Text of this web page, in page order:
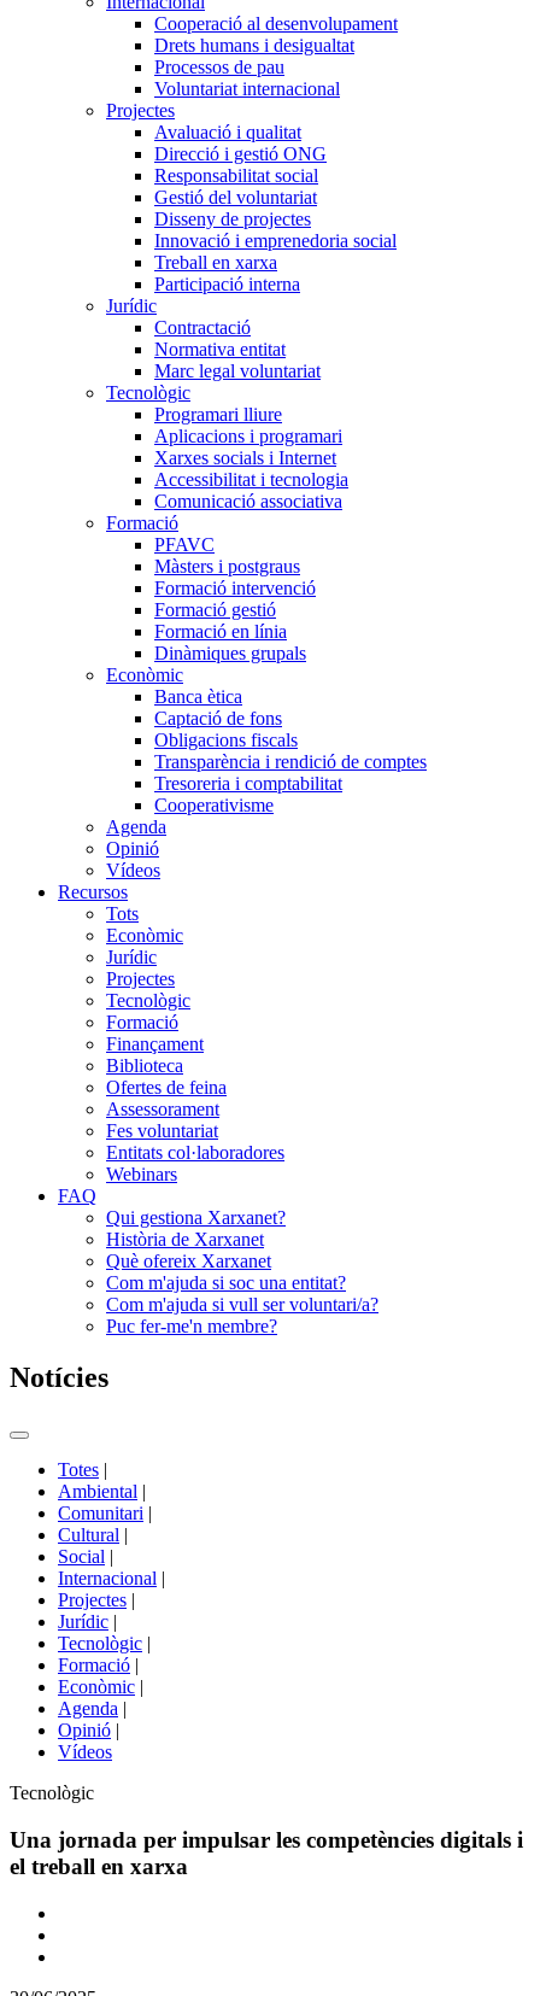
Cooperació al desenvolupament
Drets humans i desigualtat
Processos de pau
Voluntariat internacional
Projectes
Avaluació i qualitat
Direcció i gestió ONG
Responsabilitat social
Gestió del voluntariat
Disseny de projectes
Innovació i emprenedoria social
Treball en xarxa
Participació interna
Jurídic
Contractació
Normativa entitat
Marc legal voluntariat
Tecnològic
Programari lliure
Aplicacions i programari
Xarxes socials i Internet
Accessibilitat i tecnologia
Comunicació associativa
Formació
PFAVC
Màsters i postgraus
Formació intervenció
Formació gestió
Formació en línia
Dinàmiques grupals
Econòmic
Banca ètica
Captació de fons
Obligacions fiscals
Transparència i rendició de comptes
Tresoreria i comptabilitat
Cooperativisme
Agenda
Opinió
Vídeos
Recursos
Tots
Econòmic
Jurídic
Projectes
Tecnològic
Formació
Finançament
Biblioteca
Ofertes de feina
Assessorament
Fes voluntariat
Entitats col·laboradores
Webinars
FAQ
Qui gestiona Xarxanet?
Història de Xarxanet
Què ofereix Xarxanet
Com m'ajuda si soc una entitat?
Com m'ajuda si vull ser voluntari/a?
Puc fer-me'n membre?
Notícies
Commutador
portals
Totes |
Ambiental |
Comunitari |
Cultural |
Social |
Internacional |
Projectes |
Jurídic |
Tecnològic |
Formació |
Econòmic |
Agenda |
Opinió |
Vídeos
Àmbit
la
notícia
Tecnològic
Una jornada per impulsar les competències digitals i
el treball en xarxa
Comparteix